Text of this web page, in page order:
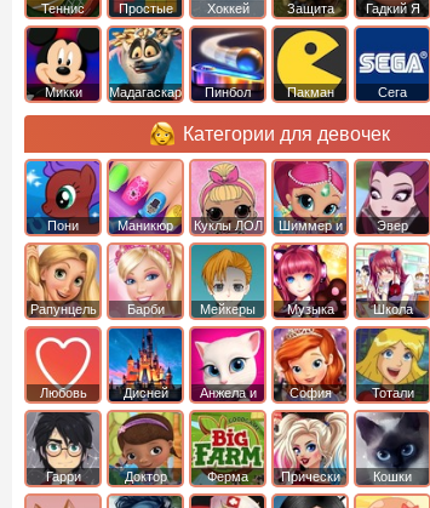
Теннис Простые Хоккей
Защита
башни
Гадкий Я
Микки
Мадагаскар Пинбол Пакман Сега
Категории для девочек
Пони
креатор
Маникюр Куклы ЛОЛ
Шиммер и
Шайн
Эвер
Афтер Хай
Рапунцель Барби Мейкеры Музыка Школа
Любовь Дисней
Анжела и
том
София
Прекрасная
Тотали
Спайс
Гарри
Поттер
Доктор
Плюшева
Ферма Прически Кошки